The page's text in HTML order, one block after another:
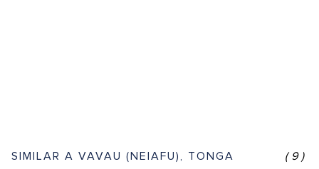
SIMILAR A VAVAU (NEIAFU), TONGA (9)